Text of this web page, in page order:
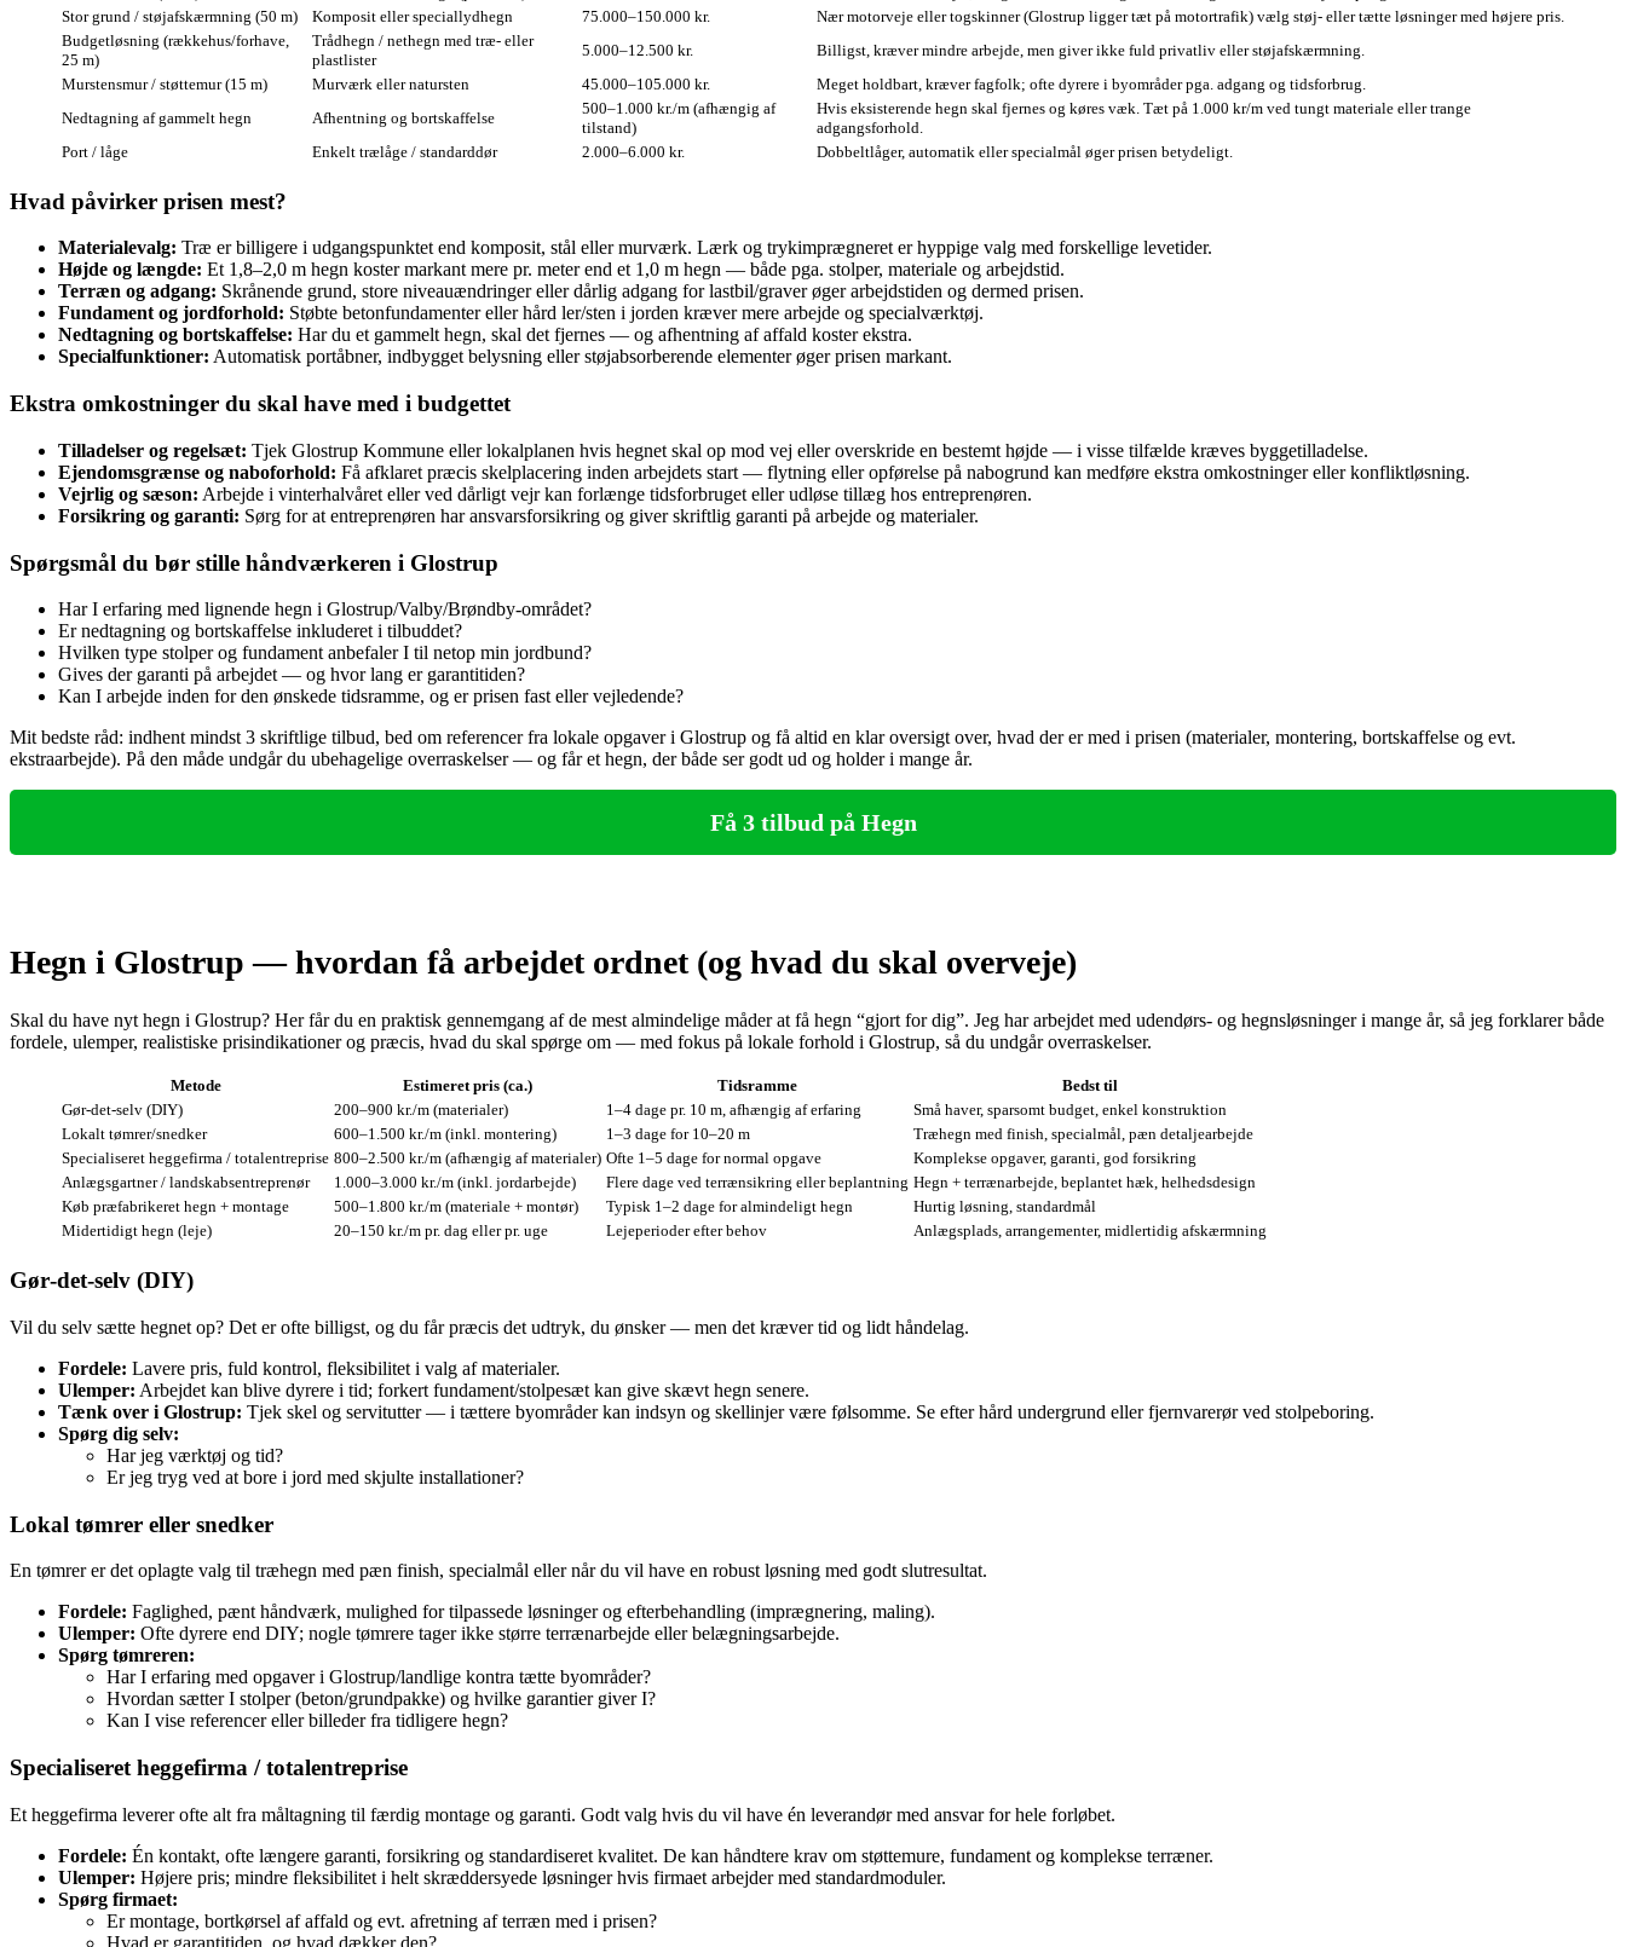
Stor grund / støjafskærmning (50 m)
Komposit eller speciallydhegn 75.000–150.000 kr.
Nær motorveje eller togskinner (Glostrup ligger tæt på motortrafik) vælg støj- eller tætte løsninger med højere pris.
Budgetløsning (rækkehus/forhave,
25 m)
Trådhegn / nethegn med træ- eller
plastlister
5.000–12.500 kr.
Billigst, kræver mindre arbejde, men giver ikke fuld privatliv eller støjafskærmning.
Murstensmur / støttemur (15 m)
Murværk eller natursten 45.000–105.000 kr.
Meget holdbart, kræver fagfolk; ofte dyrere i byområder pga. adgang og tidsforbrug.
Nedtagning af gammelt hegn
Afhentning og bortskaffelse
500–1.000 kr./m (afhængig af
tilstand)
Hvis eksisterende hegn skal fjernes og køres væk. Tæt på 1.000 kr/m ved tungt materiale eller trange
adgangsforhold.
Port / låge
Enkelt trælåge / standarddør 2.000–6.000 kr. Dobbeltlåger, automatik eller specialmål øger prisen betydeligt.
Hvad påvirker prisen mest?
Materialevalg: Træ er billigere i udgangspunktet end komposit, stål eller murværk. Lærk og trykimprægneret er hyppige valg med forskellige levetider.
Højde og længde: Et 1,8–2,0 m hegn koster markant mere pr. meter end et 1,0 m hegn — både pga. stolper, materiale og arbejdstid.
Terræn og adgang: Skrånende grund, store niveauændringer eller dårlig adgang for lastbil/graver øger arbejdstiden og dermed prisen.
Fundament og jordforhold: Støbte betonfundamenter eller hård ler/sten i jorden kræver mere arbejde og specialværktøj.
Nedtagning og bortskaffelse: Har du et gammelt hegn, skal det fjernes — og afhentning af affald koster ekstra.
Specialfunktioner: Automatisk portåbner, indbygget belysning eller støjabsorberende elementer øger prisen markant.
Ekstra omkostninger du skal have med i budgettet
Tilladelser og regelsæt: Tjek Glostrup Kommune eller lokalplanen hvis hegnet skal op mod vej eller overskride en bestemt højde — i visse tilfælde kræves byggetilladelse.
Ejendomsgrænse og naboforhold: Få afklaret præcis skelplacering inden arbejdets start — flytning eller opførelse på nabogrund kan medføre ekstra omkostninger eller konfliktløsning.
Vejrlig og sæson: Arbejde i vinterhalvåret eller ved dårligt vejr kan forlænge tidsforbruget eller udløse tillæg hos entreprenøren.
Forsikring og garanti: Sørg for at entreprenøren har ansvarsforsikring og giver skriftlig garanti på arbejde og materialer.
Spørgsmål du bør stille håndværkeren i Glostrup
Har I erfaring med lignende hegn i Glostrup/Valby/Brøndby-området?
Er nedtagning og bortskaffelse inkluderet i tilbuddet?
Hvilken type stolper og fundament anbefaler I til netop min jordbund?
Gives der garanti på arbejdet — og hvor lang er garantitiden?
Kan I arbejde inden for den ønskede tidsramme, og er prisen fast eller vejledende?
Mit bedste råd: indhent mindst 3 skriftlige tilbud, bed om referencer fra lokale opgaver i Glostrup og få altid en klar oversigt over, hvad der er med i prisen (materialer, montering, bortskaffelse og evt.
ekstraarbejde). På den måde undgår du ubehagelige overraskelser — og får et hegn, der både ser godt ud og holder i mange år.
Få 3 tilbud på Hegn
Hegn i Glostrup — hvordan få arbejdet ordnet (og hvad du skal overveje)
Skal du have nyt hegn i Glostrup? Her får du en praktisk gennemgang af de mest almindelige måder at få hegn “gjort for dig”. Jeg har arbejdet med udendørs- og hegnsløsninger i mange år, så jeg forklarer både
fordele, ulemper, realistiske prisindikationer og præcis, hvad du skal spørge om — med fokus på lokale forhold i Glostrup, så du undgår overraskelser.
Metode Estimeret pris (ca.) Tidsramme
Bedst til
Gør‑det‑selv (DIY)
200–900 kr./m (materialer) 1–4 dage pr. 10 m, afhængig af erfaring
Små haver, sparsomt budget, enkel konstruktion
Lokalt tømrer/snedker
600–1.500 kr./m (inkl. montering) 1–3 dage for 10–20 m
Træhegn med finish, specialmål, pæn detaljearbejde
Specialiseret heggefirma / totalentreprise 800–2.500 kr./m (afhængig af materialer) Ofte 1–5 dage for normal opgave
Komplekse opgaver, garanti, god forsikring
Anlægsgartner / landskabsentreprenør
1.000–3.000 kr./m (inkl. jordarbejde) Flere dage ved terrænsikring eller beplantning Hegn + terrænarbejde, beplantet hæk, helhedsdesign
Køb præfabrikeret hegn + montage
500–1.800 kr./m (materiale + montør) Typisk 1–2 dage for almindeligt hegn
Hurtig løsning, standardmål
Midertidigt hegn (leje)
20–150 kr./m pr. dag eller pr. uge Lejeperioder efter behov Anlægsplads, arrangementer, midlertidig afskærmning
Gør‑det‑selv (DIY)
Vil du selv sætte hegnet op? Det er ofte billigst, og du får præcis det udtryk, du ønsker — men det kræver tid og lidt håndelag.
Fordele: Lavere pris, fuld kontrol, fleksibilitet i valg af materialer.
Ulemper: Arbejdet kan blive dyrere i tid; forkert fundament/stolpesæt kan give skævt hegn senere.
Tænk over i Glostrup: Tjek skel og servitutter — i tættere byområder kan indsyn og skellinjer være følsomme. Se efter hård undergrund eller fjernvarerør ved stolpeboring.
Spørg dig selv:
Har jeg værktøj og tid?
Er jeg tryg ved at bore i jord med skjulte installationer?
Lokal tømrer eller snedker
En tømrer er det oplagte valg til træhegn med pæn finish, specialmål eller når du vil have en robust løsning med godt slutresultat.
Fordele: Faglighed, pænt håndværk, mulighed for tilpassede løsninger og efterbehandling (imprægnering, maling).
Ulemper: Ofte dyrere end DIY; nogle tømrere tager ikke større terrænarbejde eller belægningsarbejde.
Spørg tømreren:
Har I erfaring med opgaver i Glostrup/landlige kontra tætte byområder?
Hvordan sætter I stolper (beton/grundpakke) og hvilke garantier giver I?
Kan I vise referencer eller billeder fra tidligere hegn?
Specialiseret heggefirma / totalentreprise
Et heggefirma leverer ofte alt fra måltagning til færdig montage og garanti. Godt valg hvis du vil have én leverandør med ansvar for hele forløbet.
Fordele: Én kontakt, ofte længere garanti, forsikring og standardiseret kvalitet. De kan håndtere krav om støttemure, fundament og komplekse terræner.
Ulemper: Højere pris; mindre fleksibilitet i helt skræddersyede løsninger hvis firmaet arbejder med standardmoduler.
Spørg firmaet:
Er montage, bortkørsel af affald og evt. afretning af terræn med i prisen?
Hvad er garantitiden, og hvad dækker den?